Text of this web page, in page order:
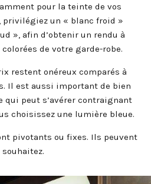
pour la teinte de vos
privilégiez un « blanc froid »
», afin d’obtenir un rendu à
de votre garde-robe.
restent onéreux comparés à
Il est aussi important de bien
qui peut s’avérer contraignant
choisissez une lumière bleue.
pivotants ou fixes. Ils peuvent